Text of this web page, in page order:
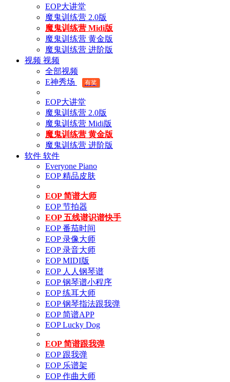
EOP大讲堂
魔鬼训练营 2.0版
魔鬼训练营 Midi版
魔鬼训练营 黄金版
魔鬼训练营 进阶版
视频 视频
全部视频
E神秀场
有奖
EOP大讲堂
魔鬼训练营 2.0版
魔鬼训练营 Midi版
魔鬼训练营 黄金版
魔鬼训练营 进阶版
软件 软件
Everyone Piano
EOP 精品皮肤
EOP 简谱大师
EOP 节拍器
EOP 五线谱识谱快手
EOP 番茄时间
EOP 录像大师
EOP 录音大师
EOP MIDI版
EOP 人人钢琴谱
EOP 钢琴谱小程序
EOP 练耳大师
EOP 钢琴指法跟我弹
EOP 简谱APP
EOP Lucky Dog
EOP 简谱跟我弹
EOP 跟我弹
EOP 乐谱架
EOP 作曲大师